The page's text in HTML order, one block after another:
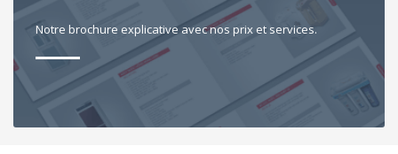
Notre brochure explicative avec nos prix et services.